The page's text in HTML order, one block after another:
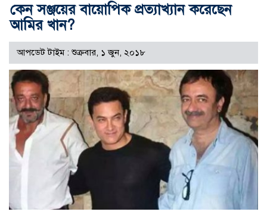
কেন সঞ্জয়ের বায়োপিক প্রত্যাখ্যান করেছেন
আমির খান?
আপডেট টাইম : শুক্রবার, ১ জুন, ২০১৮